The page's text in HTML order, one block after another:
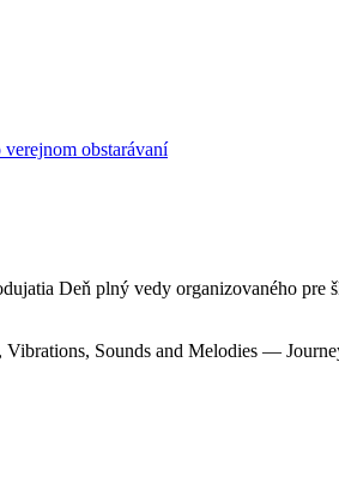
verejnom obstarávaní
Deň plný vedy organizovaného pre
Sounds and Melodies —